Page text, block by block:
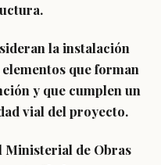
la instalación
elementos que forman
y que cumplen un
vial del proyecto.
Ministerial de Obras